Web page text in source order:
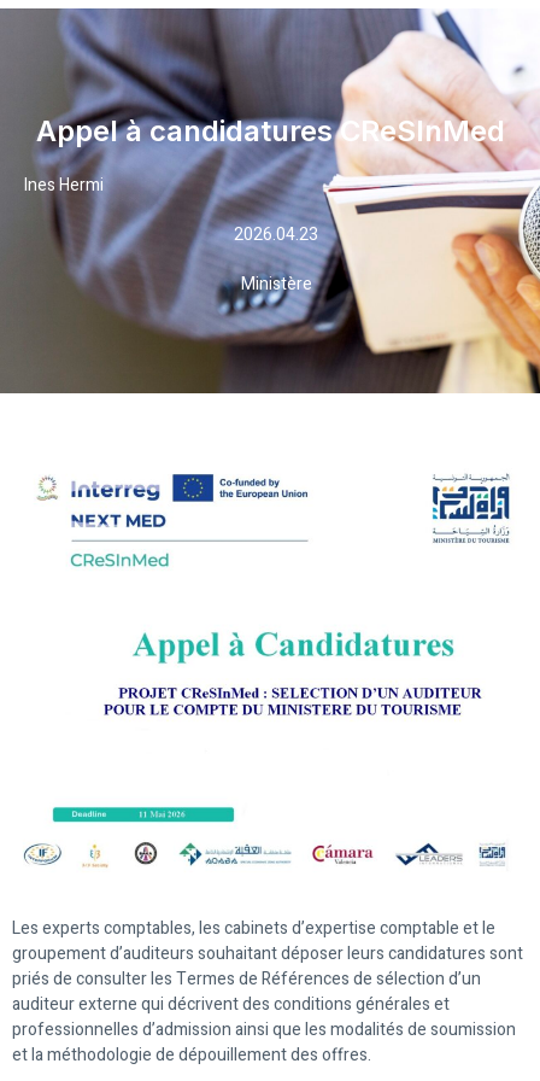
Appel à candidatures CReSInMed
Ines Hermi
2026.04.23
Ministère
Les experts comptables, les cabinets d’expertise comptable et le
groupement d’auditeurs souhaitant déposer leurs candidatures sont
priés de consulter les Termes de Références de sélection d’un
auditeur externe qui décrivent des conditions générales et
professionnelles d’admission ainsi que les modalités de soumission
et la méthodologie de dépouillement des offres.